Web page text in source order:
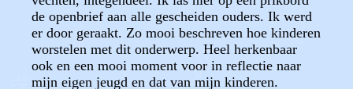
de openbrief aan alle gescheiden ouders. Ik werd
er door geraakt. Zo mooi beschreven hoe kinderen
worstelen met dit onderwerp. Heel herkenbaar
ook en een mooi moment voor in reflectie naar
mijn eigen jeugd en dat van mijn kinderen.